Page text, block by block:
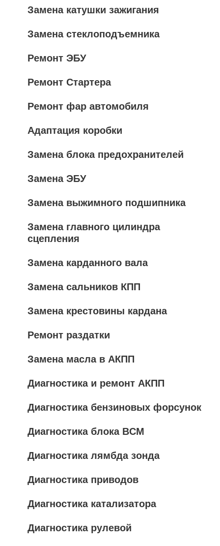
Замена катушки зажигания
Замена стеклоподъемника
Ремонт ЭБУ
Ремонт Стартера
Ремонт фар автомобиля
Адаптация коробки
Замена блока предохранителей
Замена ЭБУ
Замена выжимного подшипника
Замена главного цилиндра
сцепления
Замена карданного вала
Замена сальников КПП
Замена крестовины кардана
Ремонт раздатки
Замена масла в АКПП
Диагностика и ремонт АКПП
Диагностика бензиновых форсунок
Диагностика блока BCM
Диагностика лямбда зонда
Диагностика приводов
Диагностика катализатора
Диагностика рулевой